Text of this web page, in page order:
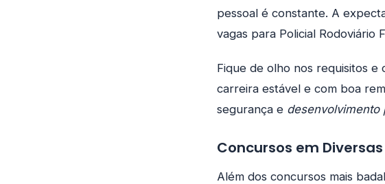
pessoal é constante. A
vagas para Policial Rodoviário
Fique de olho nos requisitos e
carreira estável e com boa
segurança e desenvolvimento
Concursos em
Além dos concursos mais